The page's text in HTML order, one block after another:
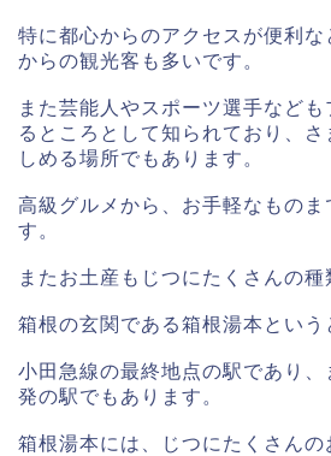
特に都心からのアクセスが便利
からの観光客も多いです。
また芸能人やスポーツ選手など
るところとして知られており、
しめる場所でもあります。
高級グルメから、お手軽なものま
す。
またお土産もじつにたくさんの種
箱根の玄関である箱根湯本という
小田急線の最終地点の駅であり
発の駅でもあります。
箱根湯本には、じつにたくさんの